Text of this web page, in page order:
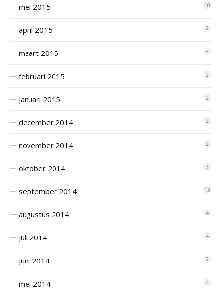
mei 2015 10
april 2015 9
maart 2015 8
februari 2015 2
januari 2015 2
december 2014 2
november 2014 2
oktober 2014 7
september 2014 13
augustus 2014 4
juli 2014 4
juni 2014 9
mei 2014 4